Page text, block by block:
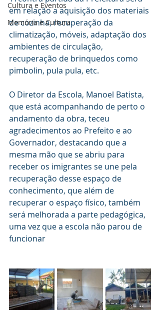
Cultura e Eventos
Memória e Cultura
em relação a aquisição dos materiais
de cozinha, recuperação da
climatização, móveis, adaptação dos
ambientes de circulação,
recuperação de brinquedos como
pimbolin, pula pula, etc.
O Diretor da Escola, Manoel Batista,
que está acompanhando de perto o
andamento da obra, teceu
agradecimentos ao Prefeito e ao
Governador, destacando que a
mesma mão que se abriu para
receber os imigrantes se une pela
recuperação desse espaço de
conhecimento, que além de
recuperar o espaço físico, também
será melhorada a parte pedagógica,
uma vez que a escola não parou de
funcionar